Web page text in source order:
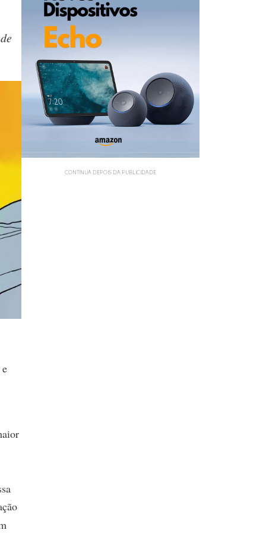
CONTINUA DEPOIS DA PUBLICIDADE